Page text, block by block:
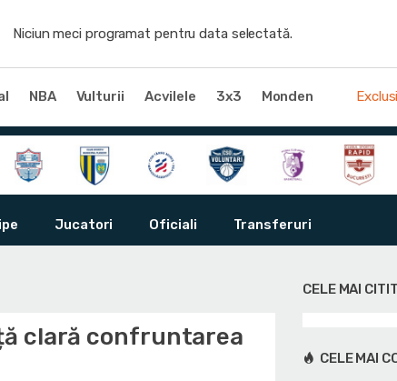
Niciun meci programat pentru data selectată.
NBA Vulturii Acvilele 3x3 Monden
Jucatori Oficiali Transferuri
clară confruntarea
CELE MAI
CELE MAI